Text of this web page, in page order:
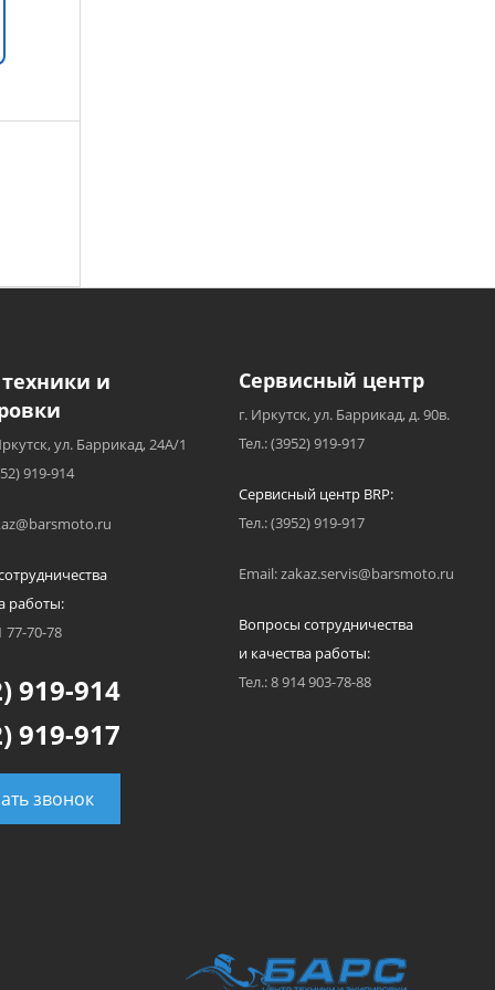
и
ул. Баррикад, 24А/1
919-914
работы:
77-70-78
919-914
919-917
звонок
Сервисный центр
г. Иркутск, ул. Баррикад, д. 90в.
Тел.: (3952) 919-917
Сервисный центр BRP:
Тел.: (3952) 919-917
Email: zakaz.servis@barsmoto.ru
Вопросы сотрудничества
и качества работы:
Тел.: 8 914 903-78-88